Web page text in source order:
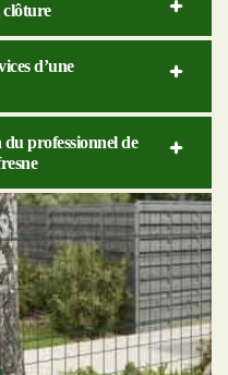
clôture
d’une
professionnel de